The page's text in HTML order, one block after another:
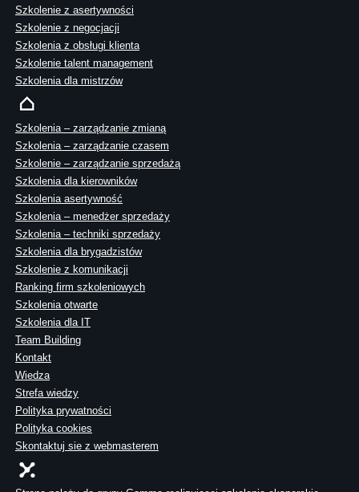
Szkolenie z asertywności
Szkolenie z negocjacji
Szkolenia z obsługi klienta
Szkolenie talent management
Szkolenia dla mistrzów
Szkolenia – zarządzanie zmianą
Szkolenia – zarządzanie czasem
Szkolenie – zarządzanie sprzedażą
Szkolenia dla kierowników
Szkolenia asertywność
Szkolenia – menedżer sprzedaży
Szkolenia – techniki sprzedaży
Szkolenia dla brygadzistów
Szkolenie z komunikacji
Ranking firm szkoleniowych
Szkolenia otwarte
Szkolenia dla IT
Team Building
Kontakt
Wiedza
Strefa wiedzy
Polityka prywatności
Polityka cookies
Skontaktuj sie z webmasterem